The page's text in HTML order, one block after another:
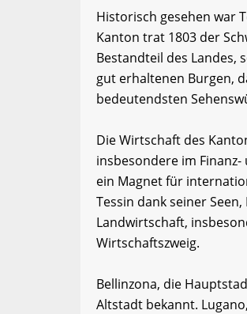
Historisch gesehen war
Kanton trat 1803 der
Bestandteil des Landes,
gut erhaltenen Burgen,
bedeutendsten
Die Wirtschaft des
insbesondere im
ein Magnet für
Tessin dank seiner
Landwirtschaft,
Wirtschaftszweig.
Bellinzona, die
Altstadt bekannt.